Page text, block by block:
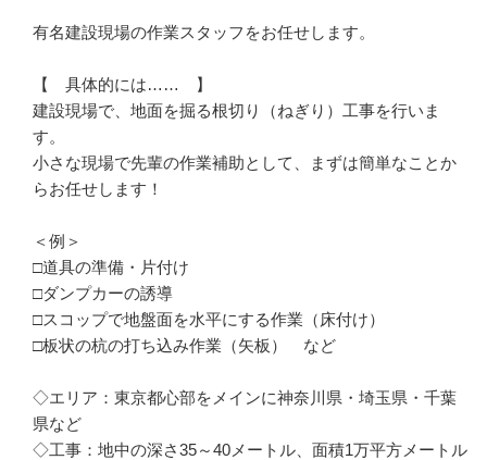
有名建設現場の作業スタッフをお任せします。
【　具体的には……　】
建設現場で、地面を掘る根切り（ねぎり）工事を行いま
す。
小さな現場で先輩の作業補助として、まずは簡単なことか
らお任せします！
＜例＞
□道具の準備・片付け
□ダンプカーの誘導
□スコップで地盤面を水平にする作業（床付け）
□板状の杭の打ち込み作業（矢板）　など
◇エリア：東京都心部をメインに神奈川県・埼玉県・千葉
県など
◇工事：地中の深さ35～40メートル、面積1万平方メートル